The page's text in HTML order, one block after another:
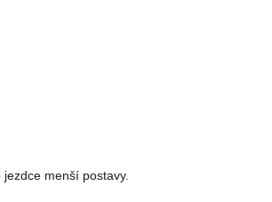
menší postavy.